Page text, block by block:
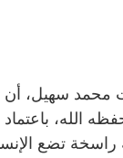
محمد سهيل،
الله،
تضع